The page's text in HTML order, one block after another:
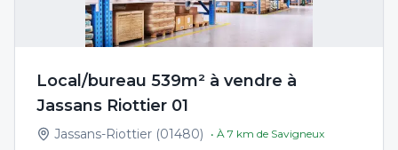
Local/bureau 539m² à vendre à
Jassans Riottier 01
Jassans-Riottier (01480) • À 7 km de Savigneux